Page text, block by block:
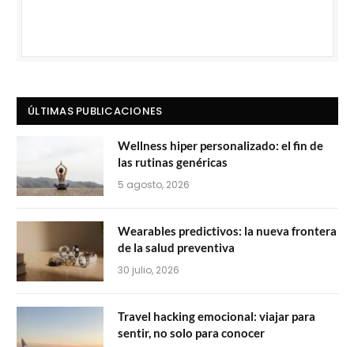
ÚLTIMAS PUBLICACIONES
Wellness hiper personalizado: el fin de
las rutinas genéricas
5 agosto, 2026
Wearables predictivos: la nueva frontera
de la salud preventiva
30 julio, 2026
Travel hacking emocional: viajar para
sentir, no solo para conocer